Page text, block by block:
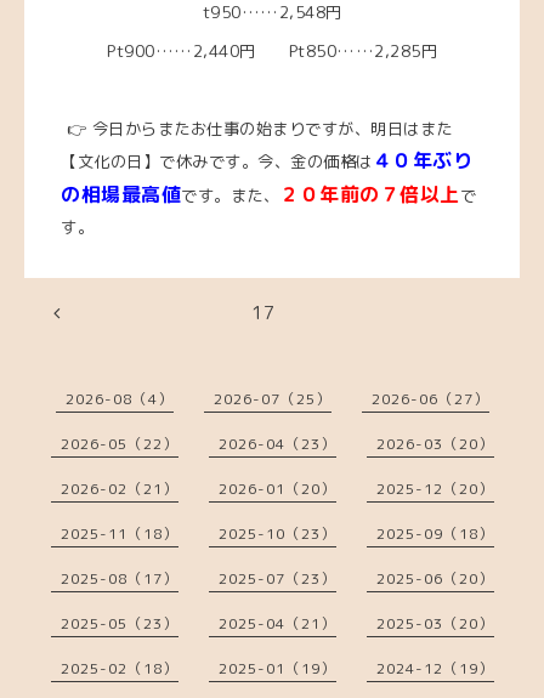
t950……2,548円
Pt900……2,440円 Pt850……2,285円
👉 今日からまたお仕事の始まりですが、明日はまた
【文化の日】で休みです。 今、金の価格は ４０年ぶり
の相場最高値です。また、 ２０年前の７倍以上で
す。
17
2026-08（4） 2026-07（25） 2026-06（27）
2026-05（22） 2026-04（23） 2026-03（20）
2026-02（21） 2026-01（20） 2025-12（20）
2025-11（18） 2025-10（23） 2025-09（18）
2025-08（17） 2025-07（23） 2025-06（20）
2025-05（23） 2025-04（21） 2025-03（20）
2025-02（18） 2025-01（19） 2024-12（19）